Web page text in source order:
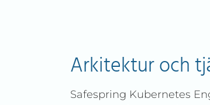
Arkitektur och
Safespring Kubernetes